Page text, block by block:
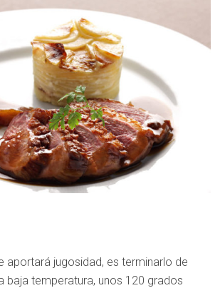
aportará jugosidad, es terminarlo de
baja temperatura, unos 120 grados